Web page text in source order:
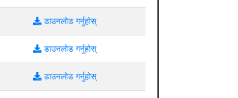
डाउनलोड गर्नुहोस्
डाउनलोड गर्नुहोस्
डाउनलोड गर्नुहोस्